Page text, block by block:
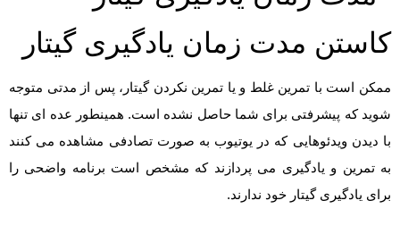
کاستن مدت زمان یادگیری گیتار
ممکن است با تمرین غلط و یا تمرین نکردن گیتار، پس از مدتی متوجه
شوید که پیشرفتی برای شما حاصل نشده است. همینطور عده ای تنها
با دیدن ویدئوهایی که در یوتیوب به صورت تصادفی مشاهده می کنند
به تمرین و یادگیری می پردازند که مشخص است برنامه واضحی را
برای یادگیری گیتار خود ندارند.